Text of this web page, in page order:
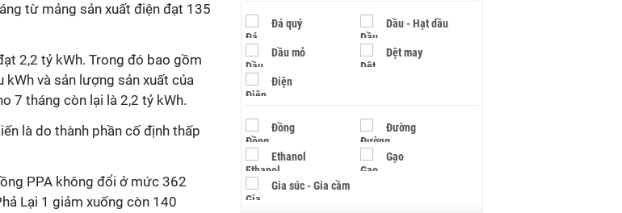
từ mảng sản xuất điện đạt 135
2,2 tỷ kWh. Trong đó bao gồm
kWh và sản lượng sản xuất của
7 tháng còn lại là 2,2 tỷ kWh.
là do thành phần cố định thấp
PPA không đổi ở mức 362
Lại 1 giảm xuống còn 140
Đá quý Dầu - Hạt dầu
Dầu mỏ Dệt may
Điện
Đồng Đường
Ethanol Gạo
Gia súc - Gia cầm